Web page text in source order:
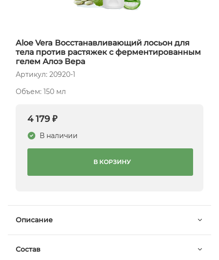
Aloe Vera Восстанавливающий лосьон для
тела против растяжек с ферментированным
гелем Алоэ Вера
Артикул: 20920-1
Объем: 150 мл
4 179 ₽
В наличии
В КОРЗИНУ
Описание
Состав